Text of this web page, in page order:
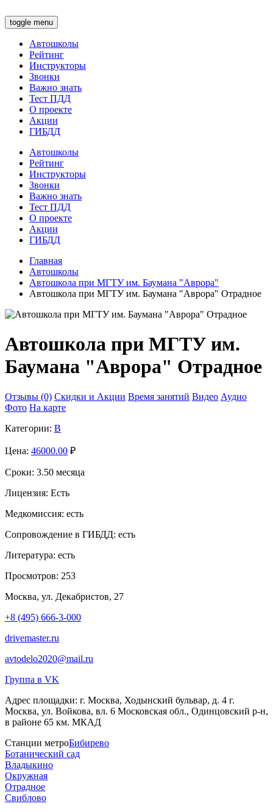
toggle menu
Автошколы
Рейтинг
Инструкторы
Звонки
Важно знать
Тест ПДД
О проекте
Акции
ГИБДД
Автошколы
Рейтинг
Инструкторы
Звонки
Важно знать
Тест ПДД
О проекте
Акции
ГИБДД
Главная
Автошколы
Автошкола при МГТУ им. Баумана "Аврора"
Автошкола при МГТУ им. Баумана "Аврора" Отрадное
Автошкола при МГТУ им.
Баумана "Аврора" Отрадное
Отзывы (0) Скидки и Акции Время занятий Видео Аудио
Фото На карте
Категории: B
Цена: 46000.00 ₽
Сроки: 3.50 месяца
Лицензия: Есть
Медкомиссия: есть
Сопровождение в ГИБДД: есть
Литература: есть
Просмотров: 253
Москва, ул. Декабристов, 27
+8 (495) 666-3-000
drivemaster.ru
avtodelo2020@mail.ru
Группа в VK
Адрес площадки: г. Москва, Ходынский бульвар, д. 4 г.
Москва, ул. Войкова, вл. 6 Московская обл., Одинцовский р-н,
в районе 65 км. МКАД
Станции метроБибирево
Ботанический сад
Владыкино
Окружная
Отрадное
Свиблово